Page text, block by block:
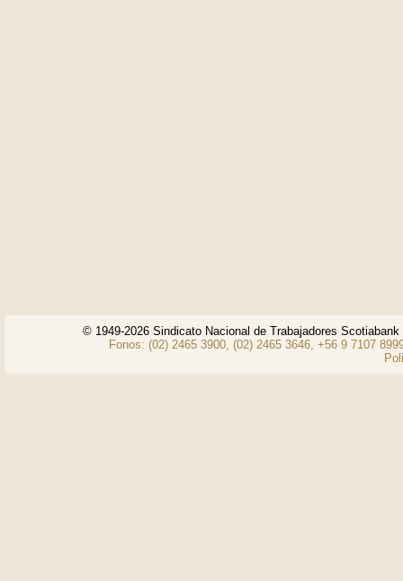
© 1949-2026 Sindicato Nacional de Trabajadores
Fonos: (02) 2465 3900, (02) 2465 3646, +56 9 7107